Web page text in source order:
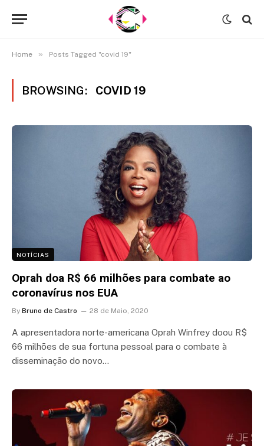
Home » Posts Tagged "covid 19"
BROWSING: COVID 19
NOTÍCIAS
Oprah doa R$ 66 milhões para combate ao
coronavírus nos EUA
By Bruno de Castro 28 de Maio, 2020
A apresentadora norte-americana Oprah Winfrey doou R$
66 milhões de sua fortuna pessoal para o combate à
disseminação do novo…